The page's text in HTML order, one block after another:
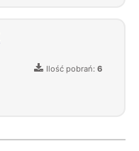
Ilość pobrań: 6